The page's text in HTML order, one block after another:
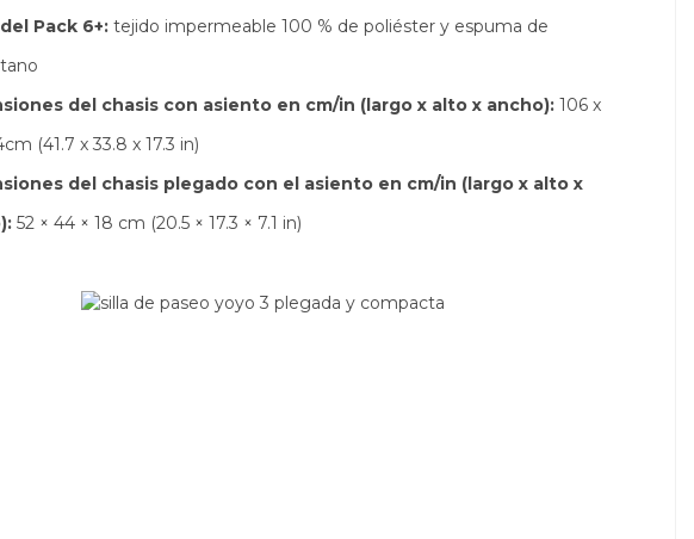
Pack 6+: tejido impermeable 100 % de poliéster y espuma de
del chasis con asiento en cm/in (largo x alto x ancho): 106 x
(41.7 x 33.8 x 17.3 in)
del chasis plegado con el asiento en cm/in (largo x alto x
52 × 44 × 18 cm (20.5 × 17.3 × 7.1 in)